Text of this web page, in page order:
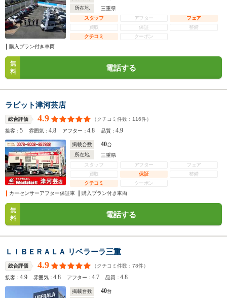
所在地
三重県
スタッフ
アフター
フェア
買取
保証
整備
クチコミ
クーポン
購入プラン付き車両
無
料
電話する
ラビット津河芸店
総合評価 4.9 （クチコミ件数： 116件）
接客：5 雰囲気：4.8 アフター：4.8 品質：4.9
掲載台数 40台
所在地
三重県
スタッフ
アフター
フェア
買取
保証
整備
クチコミ
クーポン
カーセンサーアフター保証車
購入プラン付き車両
無
料
電話する
ＬＩＢＥＲＡＬＡ リベラーラ三重
総合評価 4.9 （クチコミ件数： 78件）
接客：4.9 雰囲気：4.8 アフター：4.7 品質：4.8
掲載台数 40台